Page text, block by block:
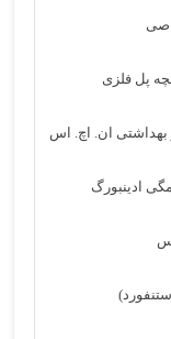
پل فلزی
بهداشتی ان. اچ. اس
ادینبورگ